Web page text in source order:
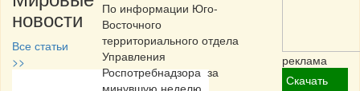
новости
Все статьи
>>
По информации Юго-
Восточного
территориального отдела
Управления
Роспотребнадзора за
реклама
Скачать